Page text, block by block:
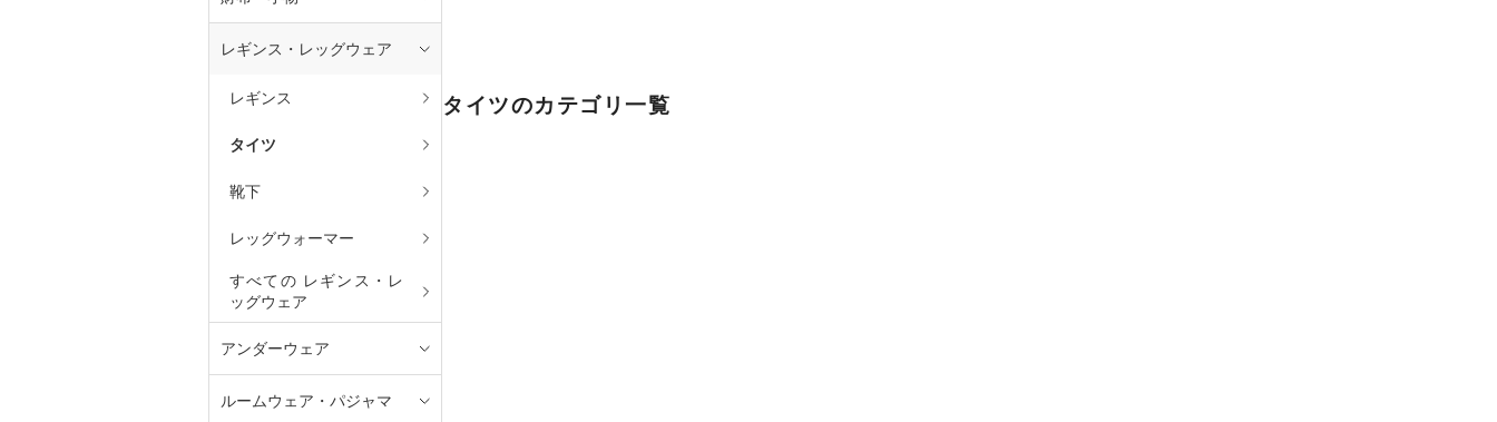
レギンス・レッグウェア
レギンス
タイツ
靴下
レッグウォーマー
すべての レギンス・レ
ッグウェア
アンダーウェア
ルームウェア・パジャマ
タイツのカテゴリ一覧